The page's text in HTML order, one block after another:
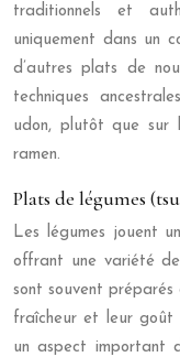
traditionnels et
uniquement dans un
d’autres plats de
techniques
udon, plutôt que sur
ramen.
Plats de légumes
Les légumes jouent
offrant une variété
sont souvent
fraîcheur et leur goût
un aspect important